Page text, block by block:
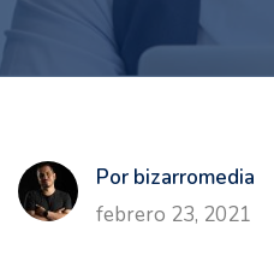
Por bizarromedia
febrero 23, 2021